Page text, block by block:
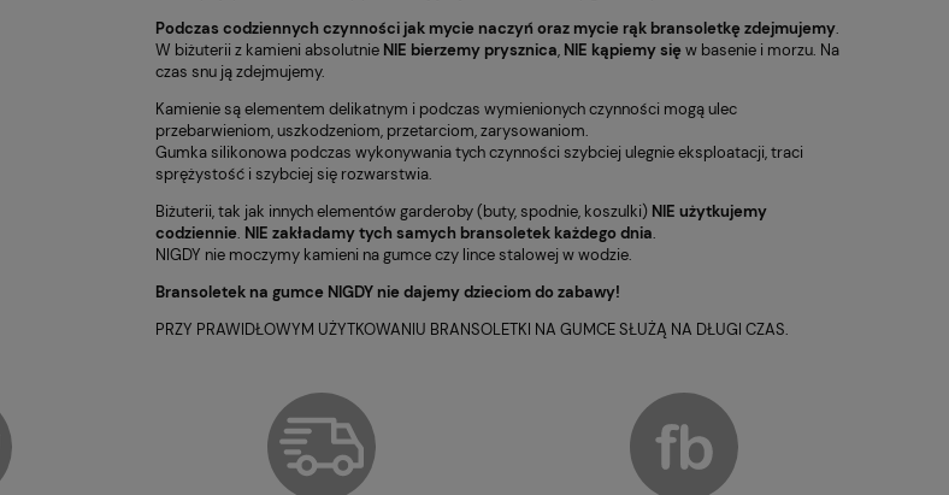
Podczas codziennych czynności jak mycie naczyń oraz mycie rąk bransoletkę zdejmujemy.
W biżuterii z kamieni absolutnie NIE bierzemy prysznica, NIE kąpiemy sięw basenie i morzu. Na
czas snu ją zdejmujemy.
Kamienie są elementem delikatnym i podczas wymienionych czynności mogą ulec
przebarwieniom, uszkodzeniom, przetarciom, zarysowaniom.
Gumka silikonowa podczas wykonywania tych czynności szybciej ulegnie eksploatacji, traci
sprężystość i szybciej się rozwarstwia.
Biżuterii, tak jak innych elementów garderoby (buty, spodnie, koszulki) NIE użytkujemy
codziennie. NIE zakładamy tych samych bransoletek każdego dnia.
NIGDY nie moczymy kamieni na gumce czy lince stalowej w wodzie.
Bransoletek na gumce NIGDY nie dajemy dzieciom do zabawy!
PRZY PRAWIDŁOWYM UŻYTKOWANIU BRANSOLETKI NA GUMCE SŁUŻĄ NA DŁUGI CZAS.